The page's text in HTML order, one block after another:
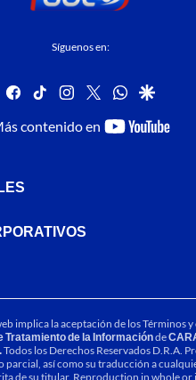
Síguenos en:
facebook
tiktok instagram
twitterwhatsapp
google
contenido en
implica la aceptación de losTérminos
Tratamiento de la Informaciónde
Todos los Derechos Reservados D.R.A.
así como su traducción a
de su titular. Reproduction in whole or